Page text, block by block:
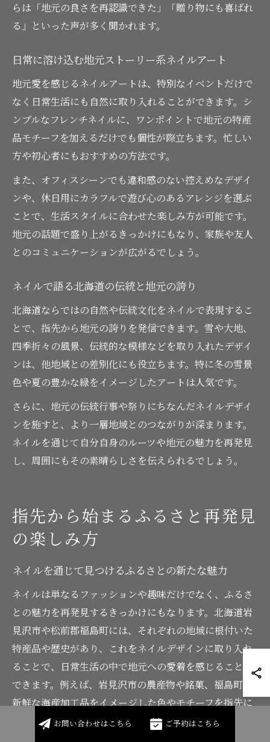
らは「地元の良さを再認識できた」「贈り物にも喜ばれ
る」といった声が多く聞かれます。
日常に溶け込む地元ストーリー系ネイルアート
地元愛を感じるネイルアートは、特別なイベントだけで
なく日常生活にも自然に取り入れることができます。シ
ンプルなフレンチネイルに、ワンポイントで地元の特産
品モチーフを加えるだけでも個性が際立ちます。忙しい
方や初心者にもおすすめの方法です。
また、オフィスシーンでも違和感のない控えめなデザイ
ンや、休日用にカラフルで遊び心のあるアレンジを選ぶ
ことで、生活スタイルに合わせた楽しみ方が可能です。
地元の話題で盛り上がるきっかけにもなり、家族や友人
とのコミュニケーションが広がるでしょう。
ネイルで語る北海道の伝統と地元の誇り
北海道ならではの自然や伝統文化をネイルで表現するこ
とで、指先から地元の誇りを発信できます。雪や大地、
四季折々の風景、伝統的な模様などを取り入れたデザイ
ンは、他地域との差別化にも役立ちます。特に冬の雪景
色や夏の豊かな緑をイメージしたアートは人気です。
さらに、地元の伝統行事や祭りにちなんだネイルデザイ
ンを施すと、より一層地域とのつながりが深まります。
ネイルを通じて自分自身のルーツや地元の魅力を再発見
し、周囲にもその素晴らしさを伝えられるでしょう。
指先から始まるふるさと再発見
の楽しみ方
ネイルを通じて見つけるふるさとの新たな魅力
ネイルは単なるファッションや趣味だけでなく、ふるさ
との魅力を再発見するきっかけにもなります。北海道岩
見沢市や松前郡福島町には、それぞれの地域に根付いた
特産品や歴史があり、これをネイルデザインに取り入れ
ることで、日常生活の中で地元への愛着を感じることが
できます。例えば、岩見沢市の農産物や銘菓、福島町の
新鮮な海産加工品をイメージした色やモチーフを指先に
表現することで、地元ならではの個性的なネイルが完成
お問い合わせはこちら ご予約はこちら